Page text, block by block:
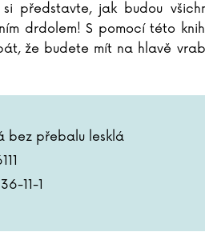
představte, jak budou
drdolem! S pomocí této
že budete mít na hlavě
bez přebalu lesklá
11-1